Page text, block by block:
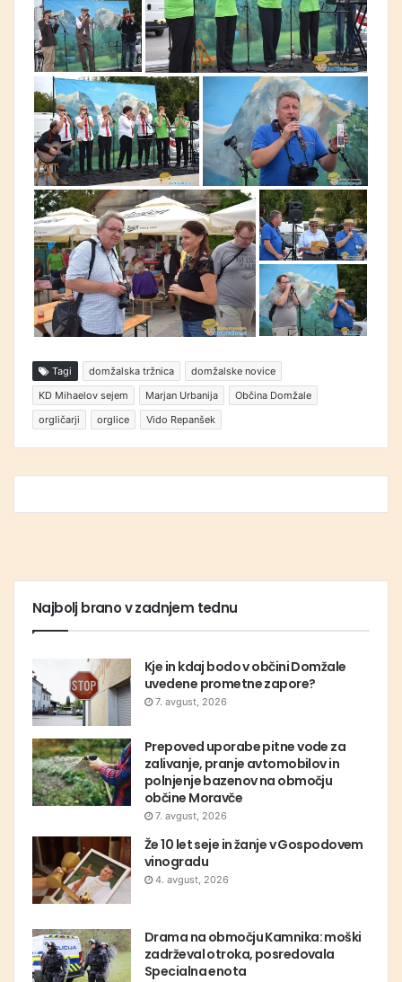
Tagi domžalska tržnica
domžalske novice
KD Mihaelov sejem
Marjan Urbanija
Občina Domžale
orgličarji
orglice Vido Repanšek
Najbolj brano v zadnjem tednu
Kje in kdaj bodo v občini Domžale
uvedene prometne zapore?
7. avgust, 2026
Prepoved uporabe pitne vode za
zalivanje, pranje avtomobilov in
polnjenje bazenov na območju
občine Moravče
7. avgust, 2026
Že 10 let seje in žanje v Gospodovem
vinogradu
4. avgust, 2026
Drama na območju Kamnika: moški
zadrževal otroka, posredovala
Specialna enota